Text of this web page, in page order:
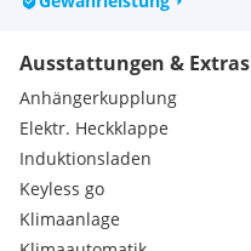
Ausstattungen & Extras
Anhängerkupplung
Elektr. Heckklappe
Induktionsladen
Keyless go
Klimaanlage